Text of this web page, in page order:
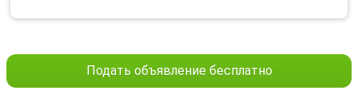
Подать объявление бесплатно